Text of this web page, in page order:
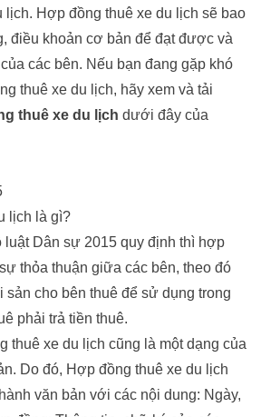
lịch. Hợp đồng thuê xe du lịch sẽ bao
điều khoản cơ bản để đạt được và
các bên. Nếu bạn đang gặp khó
thuê xe du lịch, hãy xem và tải
thuê xe du lịch dưới đây của
lịch là gì?
Dân sự 2015 quy định thì hợp
thỏa thuận giữa các bên, theo đó
sản cho bên thuê để sử dụng trong
phải trả tiền thuê.
thuê xe du lịch cũng là một dạng của
Do đó, Hợp đồng thuê xe du lịch
văn bản với các nội dung: Ngày,